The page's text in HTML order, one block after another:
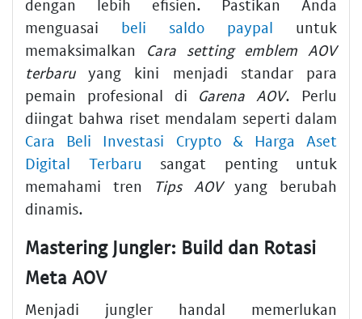
dengan lebih efisien. Pastikan Anda
menguasai beli saldo paypal untuk
memaksimalkan Cara setting emblem AOV
terbaruyang kini menjadi standar para
pemain profesional di Garena AOV. Perlu
diingat bahwa riset mendalam seperti dalam
Cara Beli Investasi Crypto & Harga Aset
Digital Terbaru sangat penting untuk
memahami tren
Tips AOVyang berubah
dinamis.
Mastering Jungler: Build dan Rotasi
Meta AOV
Menjadi jungler handal memerlukan